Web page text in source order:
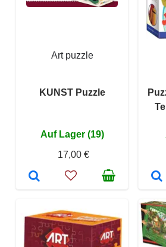
Art puzzle
KUNST Puzzle
Auf Lager (19)
17,00 €